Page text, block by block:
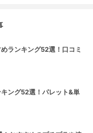
ランキング52選！口コミ
ング52選！パレット&単